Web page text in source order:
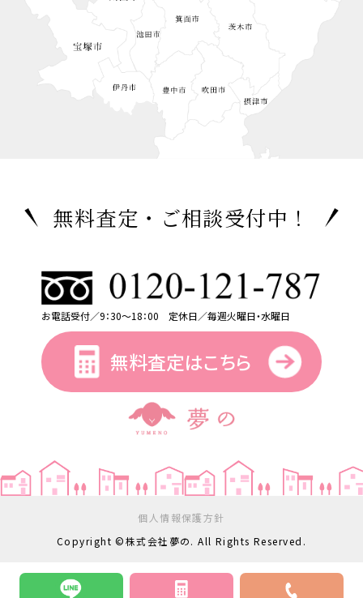
無料査定・ご相談受付中！
お電話受付／9：30～18：00 定休日／毎週火曜日・水曜日
無料査定はこちら
個人情報保護方針
Copyright ©株式会社夢の. All Rights Reserved.